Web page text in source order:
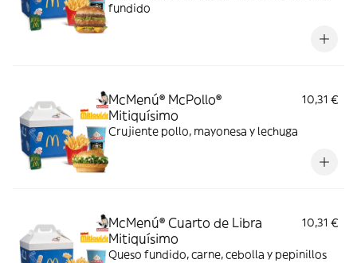
fundido
McMenú® McPollo®
Mitiquísimo
10,31 €
Crujiente pollo, mayonesa y lechuga
McMenú® Cuarto de Libra
Mitiquísimo
10,31 €
Queso fundido, carne, cebolla y pepinillos